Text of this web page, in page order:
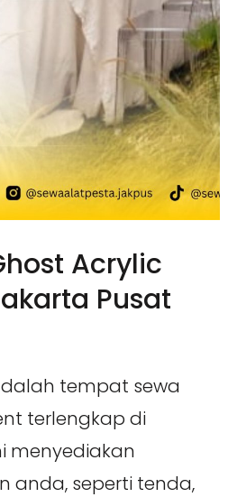
Acrylic
Pusat
tempat sewa
terlengkap di
menyediakan
anda, seperti tenda,